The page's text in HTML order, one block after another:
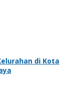
di Kota